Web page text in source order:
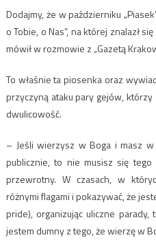
Dodajmy, że w październiku
o Tobie, o Nas”, na której znalazł
mówił w rozmowie z „Gazetą
To właśnie ta piosenka oraz
przyczyną ataku pary gejów,
dwulicowość.
– Jeśli wierzysz w Boga i masz
publicznie, to nie musisz się
przewrotny. W czasach, w
różnymi flagami i pokazywać, że
pride), organizując uliczne
jestem dumny z tego, że wierzę w